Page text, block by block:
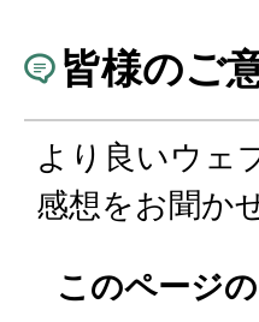
皆様のご
より良いウェ
感想をお聞か
このページ